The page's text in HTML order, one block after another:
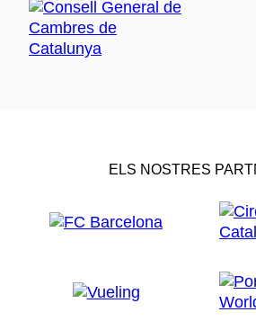
ELS NOSTRES